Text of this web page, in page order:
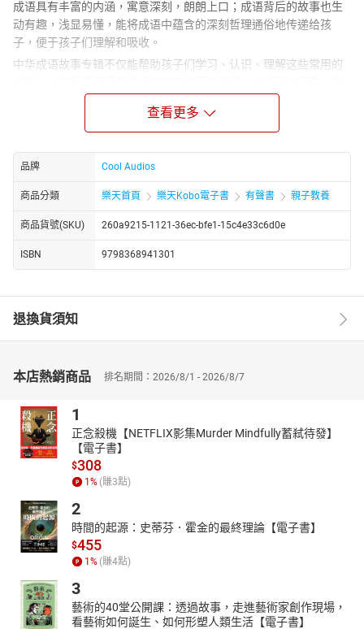
成语具有丰富的内涵，寓意深刻，朗朗上口；成语背后的故事也生
动有趣，浅显易懂，能将成语中蕴含的深刻哲理通俗地传递给孩
子，便于孩子们理解和吸收。
中华成语故事专辑不仅能帮助孩子们学习、认识、理解这些常用的
智慧，是孩子们学习传统文化很好的选择。
中國歷史悠久，燦爛的文化積澱下來許多成語。它們經過時間的檢
成語具有豐富的內涵，寓意深刻，朗朗上口；成語背後的故事也生
動有趣，淺顯易懂，能將成語中蘊含的深刻哲理通俗地傳遞給孩
子，便於孩子們理解和吸收。
中華成語故事專輯不僅能幫助孩子們學習、認識、理解這些常用的
智慧，是孩子們學習傳統文化很好的選擇。
查看更多
品牌 Cool Audios
商品分類 樂天首頁 樂天Kobo電子書 有聲書 親子教養
商品貨號(SKU) 260a9215-1121-36ec-bfe1-15c4e33c6d0e
ISBN 9798368941301
退換貨須知
本店熱銷商品 排名期間：2026/8/1 - 2026/8/7
1
正念殺機【NETFLIX影集Murder Mindfully蓄弒待發】
【電子書】
$308
1 % (賺3點)
2
時間的起源：史蒂芬．霍金的最終理論【電子書】
$455
1 % (賺4點)
3
藝術的40堂公開課：透過故事，走進藝術家創作現場，
看藝術如何誕生、如何形塑人類生活【電子書】